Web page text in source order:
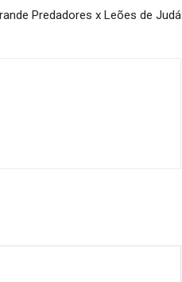
Predadores x Leões de Judá